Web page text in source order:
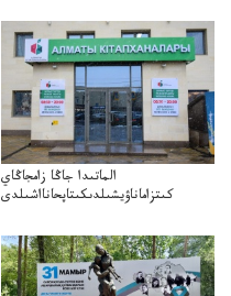
الماتىدا جاڭا زامجاڭاي
كىتزاماناۋيشىلدىكىتاپحانااشىلدى